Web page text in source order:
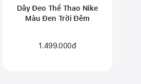
Dây Đeo Thể Thao Nike
Màu Đen Trời Đêm
1.499.000đ